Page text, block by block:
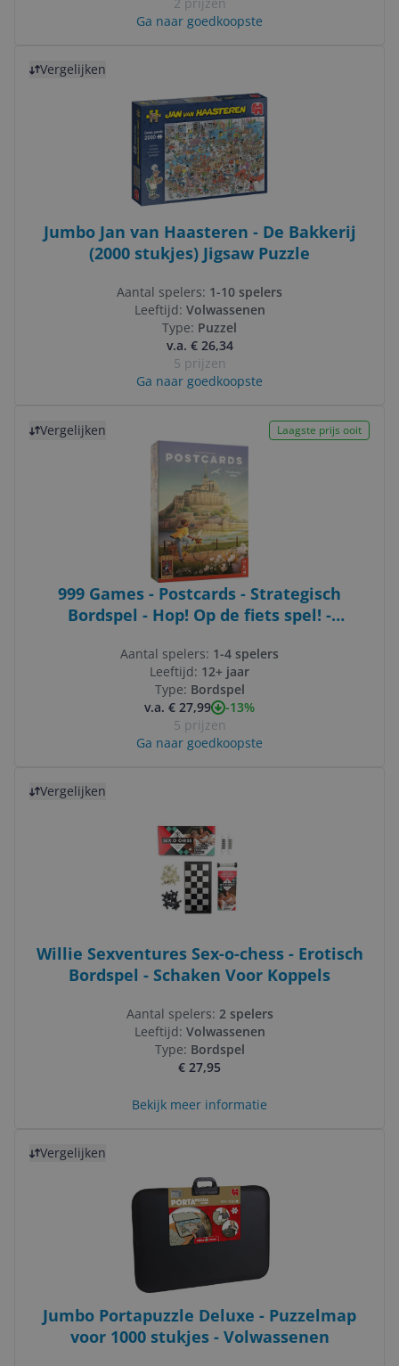
Ga naar goedkoopste
Vergelijken
Jumbo Jan van Haasteren - De Bakkerij
(2000 stukjes) Jigsaw Puzzle
Aantal spelers: 1-10 spelers
Leeftijd: Volwassenen
Type: Puzzel
v.a. € 26,34
5 prijzen
Ga naar goedkoopste
Vergelijken Laagste prijs ooit
999 Games - Postcards - Strategisch
Bordspel - Hop! Op de fiets spel! -
Aantal spelers: 1-4 spelers
Leeftijd: 12+ jaar
Type: Bordspel
v.a. € 27,99
-13%
5 prijzen
Ga naar goedkoopste
Vergelijken
Willie Sexventures Sex-o-chess - Erotisch
Bordspel - Schaken Voor Koppels
Aantal spelers: 2 spelers
Leeftijd: Volwassenen
Type: Bordspel
€ 27,95
Bekijk meer informatie
Vergelijken
Jumbo Portapuzzle Deluxe - Puzzelmap
voor 1000 stukjes - Volwassenen